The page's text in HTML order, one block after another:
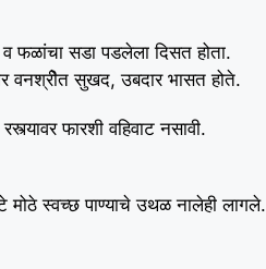
फळांचा सडा पडलेला दिसत होता.
वनश्रीेत सुखद, उबदार भासत होते.
फारशी वहिवाट नसावी.
स्वच्छ पाण्याचे उथळ नालेही लागले.